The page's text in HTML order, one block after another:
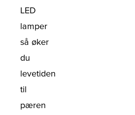
LED
lamper
så øker
du
levetiden
til
pæren